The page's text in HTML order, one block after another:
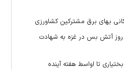
بهای برق مشترکین کشاورزی
یونیسف: ۳۰۰ کودک طی ۳۰۰ روز آتش بس در غزه به شهادت
تا اواسط هفته آینده